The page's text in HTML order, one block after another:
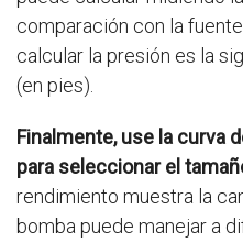
comparación con la
calcular la presión es la
(en pies).
Finalmente, use la curva
para seleccionar el
rendimiento muestra la
bomba puede manejar a